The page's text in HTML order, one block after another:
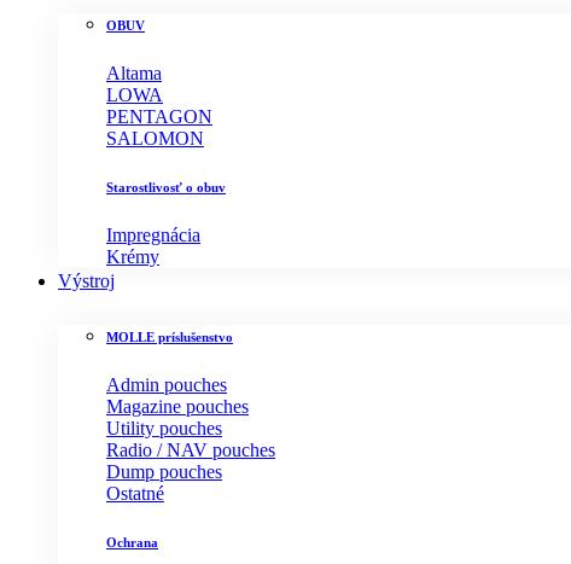
OBUV
Altama
LOWA
PENTAGON
SALOMON
Starostlivosť o obuv
Impregnácia
Krémy
Výstroj
MOLLE príslušenstvo
Admin pouches
Magazine pouches
Utility pouches
Radio / NAV pouches
Dump pouches
Ostatné
Ochrana